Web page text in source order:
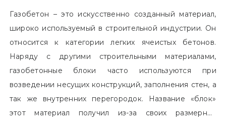
Газобетон – это искусственно созданный материал,
широко используемый в строительной индустрии. Он
относится к категории легких ячеистых бетонов.
Наряду с другими строительными материалами,
газобетонные блоки часто используются при
возведении несущих конструкций, заполнения стен, а
так же внутренних перегородок. Название «блок»
этот материал получил из-за своих размерных